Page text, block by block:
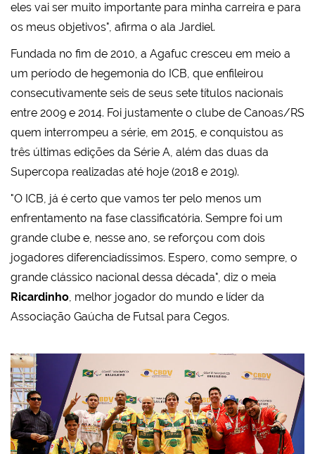
eles vai ser muito importante para minha carreira e para
os meus objetivos", afirma o ala Jardiel.
Fundada no fim de 2010, a Agafuc cresceu em meio a
um período de hegemonia do ICB, que enfileirou
consecutivamente seis de seus sete títulos nacionais
entre 2009 e 2014. Foi justamente o clube de Canoas/RS
quem interrompeu a série, em 2015, e conquistou as
três últimas edições da Série A, além das duas da
Supercopa realizadas até hoje (2018 e 2019).
"O ICB, já é certo que vamos ter pelo menos um
enfrentamento na fase classificatória. Sempre foi um
grande clube e, nesse ano, se reforçou com dois
jogadores diferenciadíssimos. Espero, como sempre, o
grande clássico nacional dessa década", diz o meia
Ricardinho, melhor jogador do mundo e líder da
Associação Gaúcha de Futsal para Cegos.